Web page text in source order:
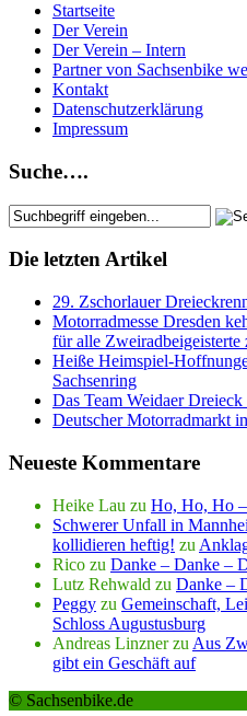
Startseite
Der Verein
Der Verein – Intern
Partner von Sachsenbike
Kontakt
Datenschutzerklärung
Impressum
Suche….
Die letzten Artikel
29. Zschorlauer
Motorradmesse Dresden
für alle Zweiradbeigeisterte
Heiße Heimspiel-
Sachsenring
Das Team Weidaer
Deutscher Motorradmarkt
Neueste Kommentare
Heike Lau zu Ho, Ho, Ho
Schwerer Unfall in
kollidieren heftig! zu
Rico zu Danke – Danke –
Lutz Rehwald zu Danke –
Peggy zu Gemeinschaft,
Schloss Augustusburg
Andreas Linznerzu Aus
gibt ein Geschäft auf
© Sachsenbike.de